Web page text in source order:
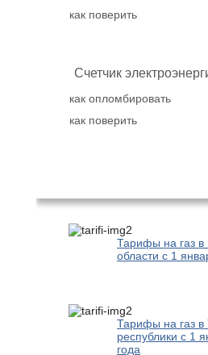
как поверить
Счетчик
как опломбировать
как поверить
Тарифы на газ в
области с 1
Тарифы на газ в
республики с 1
года